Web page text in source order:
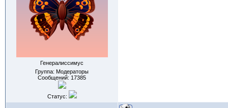
Генералиссимус
Группа: Модераторы
Сообщений: 17385
Статус: